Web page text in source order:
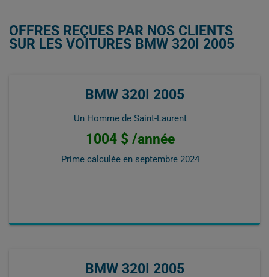
OFFRES REÇUES PAR NOS CLIENTS
SUR LES VOITURES BMW 320I 2005
BMW 320I 2005
Un Homme de Saint-Laurent
1004 $ /année
Prime calculée en septembre 2024
BMW 320I 2005